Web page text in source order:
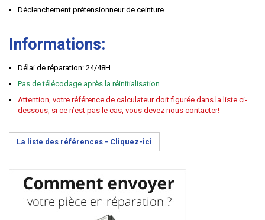
Déclenchement prétensionneur de ceinture
Informations:
Délai de réparation: 24/48H
Pas de télécodage après la réinitialisation
Attention, votre référence de calculateur doit figurée dans la liste ci-
dessous, si ce n’est pas le cas, vous devez nous contacter!
La liste des références - Cliquez-ici